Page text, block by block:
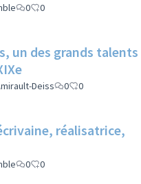
0 0
un des grands talents
Deiss 0 0
réalisatrice,
0 0